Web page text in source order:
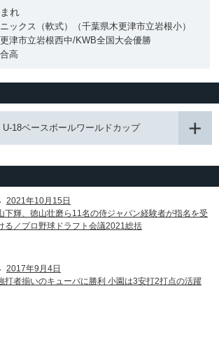
れ
ックス（軟式）（千葉県木更津市立岩根小）
津市立岩根西中/KWB全国大会優勝
高
18ベースボールワールドカップ
2021年10月15日
下輝、徳山壮磨ら11名の侍ジャパン経験者が指名を受
る／プロ野球ドラフト会議2021総括
2017年9月4日
打者揃いのキューバに勝利 小園は3安打2打点の活躍